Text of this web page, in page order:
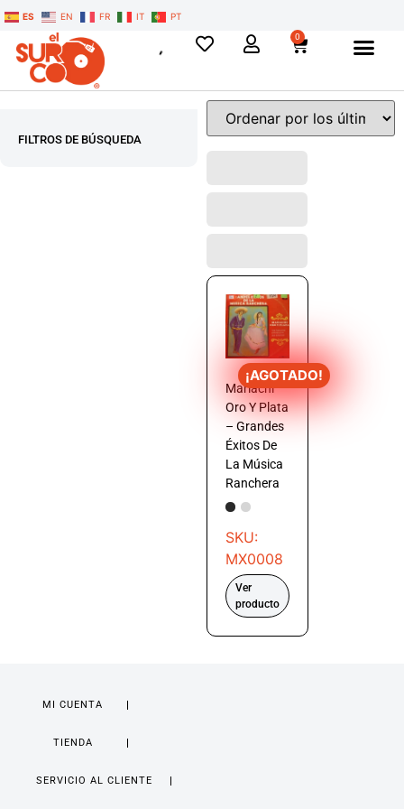
ES EN FR IT PT
0
FILTROS DE BÚSQUEDA
¡AGOTADO!
Mariachi
Oro Y Plata
– Grandes
Éxitos De
La Música
Ranchera
SKU:
MX0008
Ver
producto
MI CUENTA
TIENDA
SERVICIO AL CLIENTE